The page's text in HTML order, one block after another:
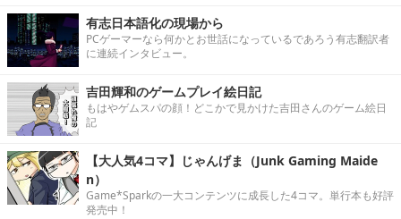
有志日本語化の現場から
PCゲーマーなら何かとお世話になっているであろう有志翻訳者
に連続インタビュー。
吉田輝和のゲームプレイ絵日記
もはやゲムスパの顔！どこかで見かけた吉田さんのゲーム絵日
記
【大人気4コマ】じゃんげま（Junk Gaming Maide
n）
Game*Sparkの一大コンテンツに成長した4コマ。単行本も好評
発売中！